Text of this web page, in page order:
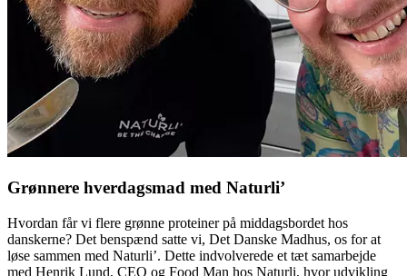
Grønnere hverdagsmad med Naturli’
Hvordan får vi flere grønne proteiner på middagsbordet hos
danskerne? Det benspænd satte vi, Det Danske Madhus, os for at
løse sammen med Naturli’. Dette indvolverede et tæt samarbejde
med Henrik Lund, CEO og Food Man hos Naturli, hvor udvikling